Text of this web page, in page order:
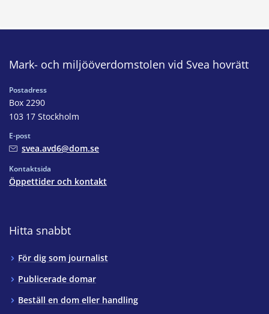
Mark- och miljööverdomstolen vid Svea hovrätt
Postadress
Box 2290
103 17 Stockholm
E-post
svea.avd6@dom.se
Kontaktsida
Öppettider och kontakt
Hitta snabbt
För dig som journalist
Publicerade domar
Beställ en dom eller handling